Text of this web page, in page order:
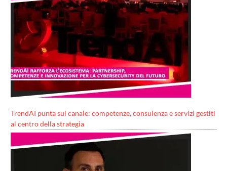
TrendAI punta sul canale: competenze, consulenza e servizi gestiti
al centro della strategia